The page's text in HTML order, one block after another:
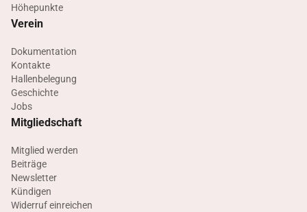
Höhepunkte
Verein
Dokumentation
Kontakte
Hallenbelegung
Geschichte
Jobs
Mitgliedschaft
Mitglied werden
Beiträge
Newsletter
Kündigen
Widerruf einreichen